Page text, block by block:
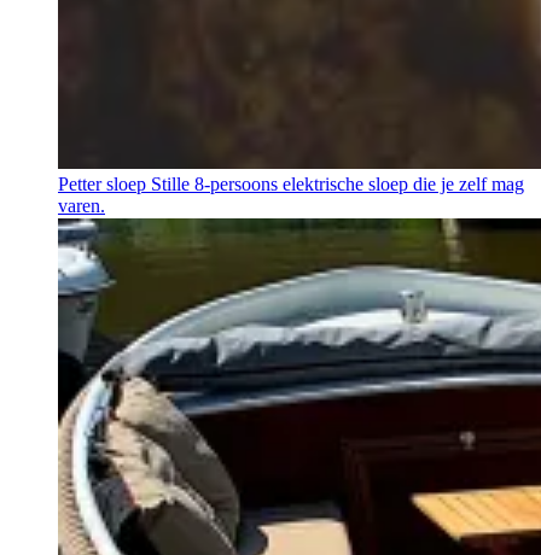
Petter sloep Stille 8-persoons elektrische sloep die je zelf mag
varen.